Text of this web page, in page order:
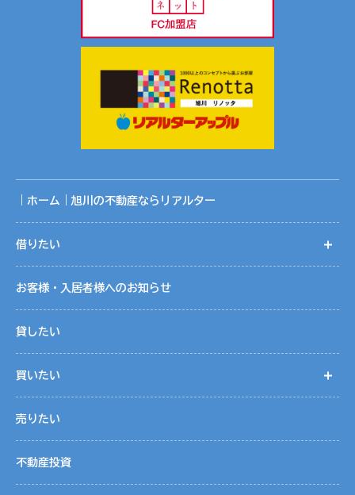
共同利用について当社では、お客様により有益な情報提供を
するためにリアルターグループとして総合的にお客様情報を
共同利用し、サポートしております。
共同利用する情報は、氏名、連絡先、物件情報、物件入居状
共同利用する範囲は、当社ホームページ記載の関連会社の範
囲です。
情報保護管理者が行っております。
ては、個人情報を預けることがあります。この場合、個人情
約等において個人情報の適正管理・機密保持などによりお客
を実施させます。
６．個人情報の開示等の請求
お客様は、当社に対してご自身の個人情報の開示等（利用目
的の通知、開示、内容の訂正・追加・削除、利用の停止また
は消去、第三者への提供の停止）に関して、当社「個人情報
｜ホーム｜旭川の不動産ならリアルター
借りたい
お客様・入居者様へのお知らせ
貸したい
買いたい
売りたい
不動産投資